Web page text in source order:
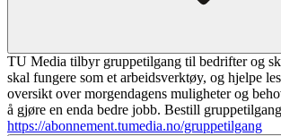
TU Media tilbyr gruppetilgang til bedrifter og
skal fungere som et arbeidsverktøy, og hjelpe
oversikt over morgendagens muligheter og
å gjøre en enda bedre jobb. Bestill
https://abonnement.tumedia.no/gruppetilgang